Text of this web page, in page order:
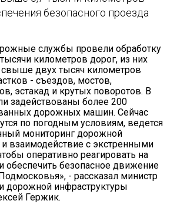
безопасного проезда
службы провели обработку
километров дорог, из них
свыше двух тысяч километров
- съездов, мостов,
эстакад и крутых поворотов. В
задействованы более 200
дорожных машин. Сейчас
по погодным условиям, ведется
мониторинг дорожной
и взаимодействие с экстренными
оперативно реагировать на
обеспечить безопасное движение
- рассказал министр
дорожной инфраструктуры
Гержик.